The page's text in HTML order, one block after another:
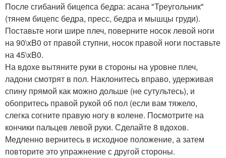
После сгибаний бицепса бедра: асана "Треугольник"
(тянем бицепс бедра, пресс, бедра и мышцы груди).
Поставьте ноги шире плеч, поверните носок левой ноги
на 90\xB0 от правой ступни, носок правой ноги поставьте
на 45\xB0.
На вдохе вытяните руки в стороны на уровне плеч,
ладони смотрят в пол. Наклонитесь вправо, удерживая
спину прямой как можно дольше (не сутультесь), и
обопритесь правой рукой об пол (если вам тяжело,
слегка согните правую ногу в колене. Посмотрите на
кончики пальцев левой руки. Сделайте 8 вдохов.
Медленно вернитесь в исходное положение, а затем
повторите это упражнение с другой стороны.